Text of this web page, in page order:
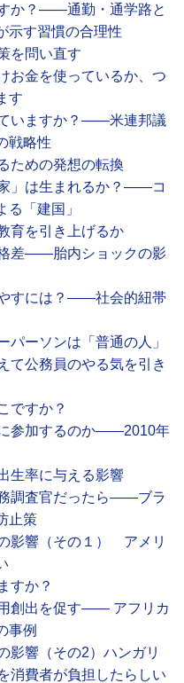
か？――通勤・通学路と
示す習慣の合理性
を問い直す
金を使っているか、つ
す
いますか？――米連邦議
戦略性
ための発想の転換
」は生まれるか？――コ
る「建国」
育を引き上げるか
差――胎内ショックの影
すには？――社会的紐帯
ーソンは「普通の人」
公務員のやる気を引き
ですか？
参加するのか――2010年
生率に与える影響
調査官だったら――ブラ
止策
影響（その１） アメリ
すか？
創出を促す―― アフリカ
事例
響（その2）ハンガリ
消費者が負担したらしい